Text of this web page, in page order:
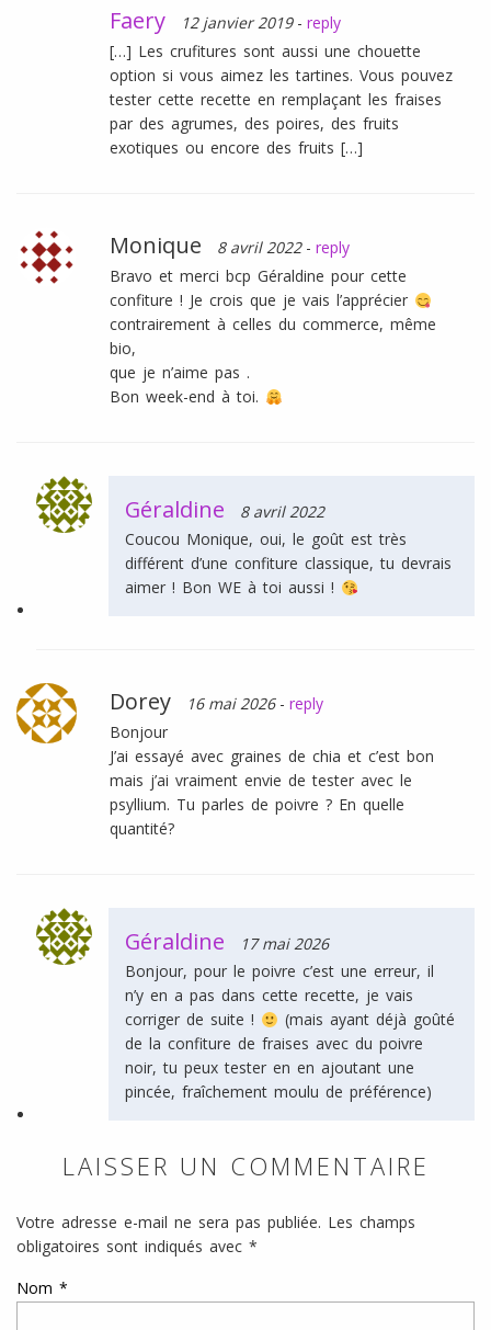
Faery
12 janvier 2019 - reply
[…] Les crufitures sont aussi une chouette
option si vous aimez les tartines. Vous pouvez
tester cette recette en remplaçant les fraises
par des agrumes, des poires, des fruits
exotiques ou encore des fruits […]
Monique 8 avril 2022 - reply
Bravo et merci bcp Géraldine pour cette
confiture ! Je crois que je vais l’apprécier
contrairement à celles du commerce, même
bio,
que je n’aime pas .
Bon week-end à toi.
Géraldine
8 avril 2022
Coucou Monique, oui, le goût est très
différent d’une confiture classique, tu devrais
aimer ! Bon WE à toi aussi !
Dorey 16 mai 2026 - reply
Bonjour
J’ai essayé avec graines de chia et c’est bon
mais j’ai vraiment envie de tester avec le
psyllium. Tu parles de poivre ? En quelle
quantité?
Géraldine
17 mai 2026
Bonjour, pour le poivre c’est une erreur, il
n’y en a pas dans cette recette, je vais
corriger de suite !
(mais ayant déjà goûté
de la confiture de fraises avec du poivre
noir, tu peux tester en en ajoutant une
pincée, fraîchement moulu de préférence)
LAISSER UN COMMENTAIRE
Votre adresse e-mail ne sera pas publiée. Les champs
obligatoires sont indiqués avec *
Nom *